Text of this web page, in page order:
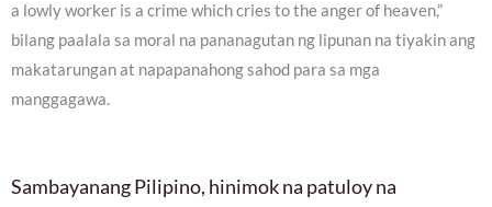
a lowly worker is a crime which cries to the anger of heaven,”
bilang paalala sa moral na pananagutan ng lipunan na tiyakin ang
makatarungan at napapanahong sahod para sa mga
manggagawa.
Sambayanang Pilipino, hinimok na patuloy na